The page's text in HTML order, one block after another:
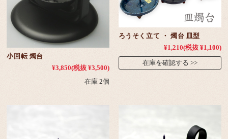
小回転 燭台
¥3,850(税抜 ¥3,500)
在庫 2個
ろうそく立て ・ 燭台 皿型
¥1,210(税抜 ¥1,100)
在庫を確認する